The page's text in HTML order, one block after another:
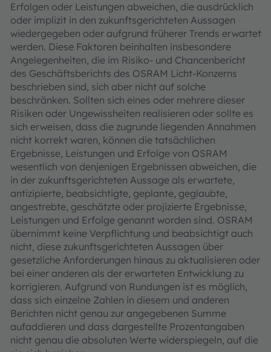
Erfolgen oder Leistungen abweichen, die ausdrücklich
oder implizit in den zukunftsgerichteten Aussagen
wiedergegeben oder aufgrund früherer Trends erwartet
werden. Diese Faktoren beinhalten insbesondere
Angelegenheiten, die im Risiko- und Chancenbericht
des Geschäftsberichts des OSRAM Licht-Konzerns
beschrieben sind, sich aber nicht auf solche
beschränken. Sollten sich eines oder mehrere dieser
Risiken oder Ungewissheiten realisieren oder sollte es
sich erweisen, dass die zugrunde liegenden Annahmen
nicht korrekt waren, können die tatsächlichen
Ergebnisse, Leistungen und Erfolge von OSRAM
wesentlich von denjenigen Ergebnissen abweichen, die
in der zukunftsgerichteten Aussage als erwartete,
antizipierte, beabsichtigte, geplante, geglaubte,
angestrebte, geschätzte oder projizierte Ergebnisse,
Leistungen und Erfolge genannt worden sind. OSRAM
übernimmt keine Verpflichtung und beabsichtigt auch
nicht, diese zukunftsgerichteten Aussagen über
gesetzliche Anforderungen hinaus zu aktualisieren oder
bei einer anderen als der erwarteten Entwicklung zu
korrigieren. Aufgrund von Rundungen ist es möglich,
dass sich einzelne Zahlen in diesem und anderen
Berichten nicht genau zur angegebenen Summe
aufaddieren und dass dargestellte Prozentangaben
nicht genau die absoluten Werte widerspiegeln, auf die